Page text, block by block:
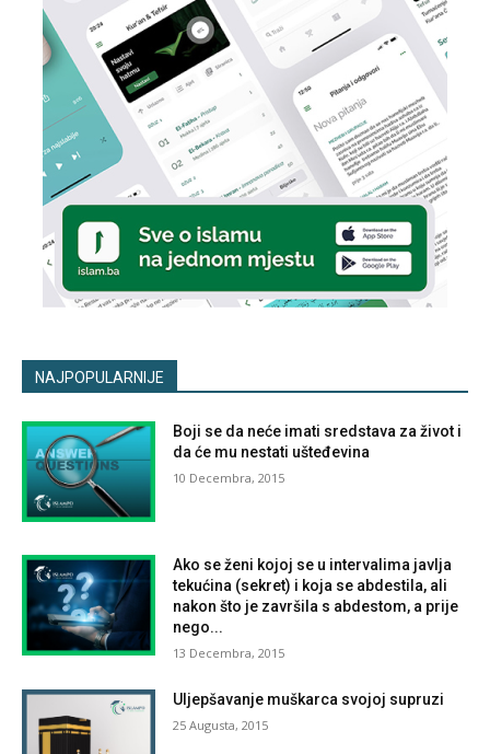
NAJPOPULARNIJE
Boji se da neće imati sredstava za život i
da će mu nestati ušteđevina
10 Decembra, 2015
Ako se ženi kojoj se u intervalima javlja
tekućina (sekret) i koja se abdestila, ali
nakon što je završila s abdestom, a prije
nego...
13 Decembra, 2015
Uljepšavanje muškarca svojoj supruzi
25 Augusta, 2015